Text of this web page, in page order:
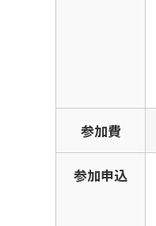
参加費
参加申込